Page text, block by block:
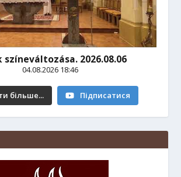
színeváltozása. 2026.08.06
04.08.2026 18:46
більше... Підписатися